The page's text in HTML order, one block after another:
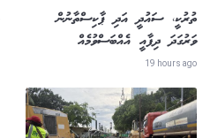
ތުރުކީ، ސައުދީ އަދި ޕާކިސްތާނުން
ވަރުގަދަ ދިފާއީ އެއްބަސްވުމެއް
19 hours ago